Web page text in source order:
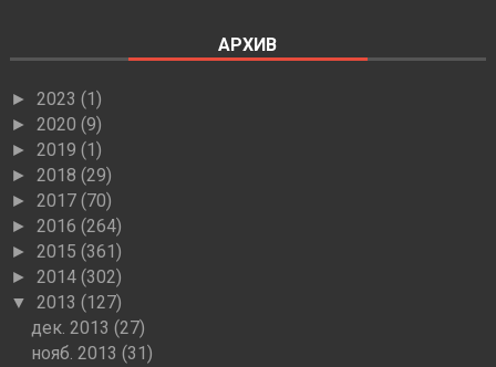
АРХИВ
► 2023 (1)
► 2020 (9)
► 2019 (1)
► 2018 (29)
► 2017 (70)
► 2016 (264)
► 2015 (361)
► 2014 (302)
▼ 2013 (127)
дек. 2013(27)
нояб. 2013(31)